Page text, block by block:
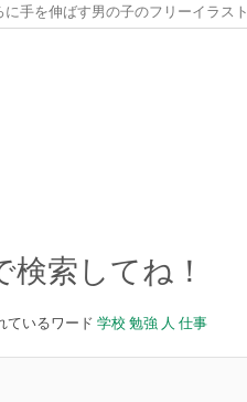
手を伸ばす男の子のフリーイラスト
検索してね！
ているワード 学校 勉強 人 仕事